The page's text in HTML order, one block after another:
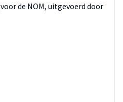
de NOM, uitgevoerd door